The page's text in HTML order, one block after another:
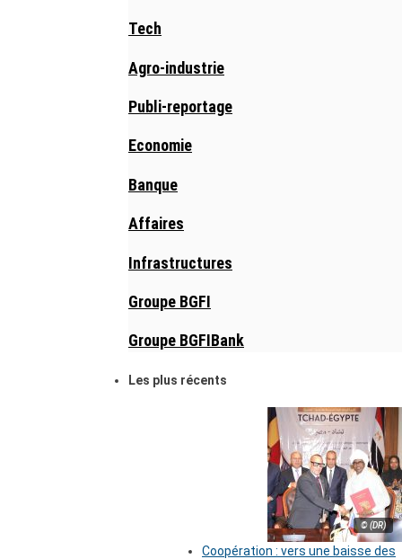
Tech
Agro-industrie
Publi-reportage
Economie
Banque
Affaires
Infrastructures
Groupe BGFI
Groupe BGFIBank
Les plus récents
© (DR)
Coopération : vers une baisse des